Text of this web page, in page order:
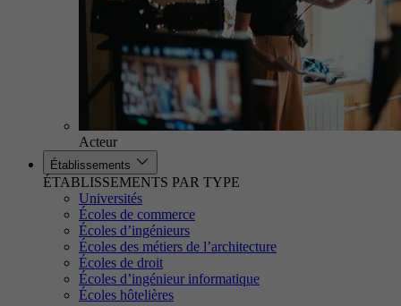
Acteur
Établissements
ÉTABLISSEMENTS PAR TYPE
Universités
Écoles de commerce
Écoles d’ingénieurs
Écoles des métiers de l’architecture
Écoles de droit
Écoles d’ingénieur informatique
Écoles hôtelières